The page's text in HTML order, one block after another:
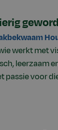
werkt met
leerzaam
passie voor